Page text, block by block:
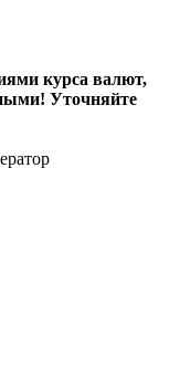
курса валют,
Уточняйте